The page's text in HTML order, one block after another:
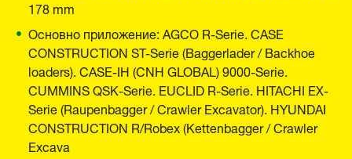
178 mm
Основно приложение: AGCO R-Serie. CASE
CONSTRUCTION ST-Serie (Baggerlader / Backhoe
loaders). CASE-IH (CNH GLOBAL) 9000-Serie.
CUMMINS QSK-Serie. EUCLID R-Serie. HITACHI EX-
Serie (Raupenbagger / Crawler Excavator). HYUNDAI
CONSTRUCTION R/Robex (Kettenbagger / Crawler
Excava